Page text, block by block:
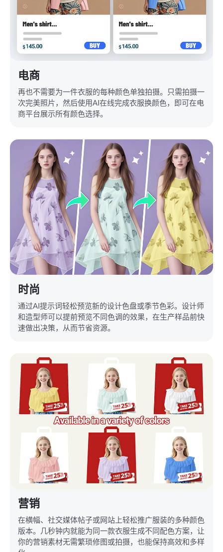
电商
再也不需要为一件衣服的每种颜色单独拍摄。只需拍摄一
次完美照片，然后使用AI在线完成衣服换颜色，即可在电
商平台展示所有颜色选择。
时尚
通过AI提示词轻松预览新的设计色盘或季节色彩。设计师
和造型师可以提前预览不同色调的效果，在生产样品前快
速做出决策，从而节省资源。
营销
在横幅、社交媒体帖子或网站上轻松推广服装的多种颜色
版本。几秒钟内就能为同一款衣服生成不同配色方案，让
你的营销素材无需繁琐修图或拍摄，也能保持高效和多样